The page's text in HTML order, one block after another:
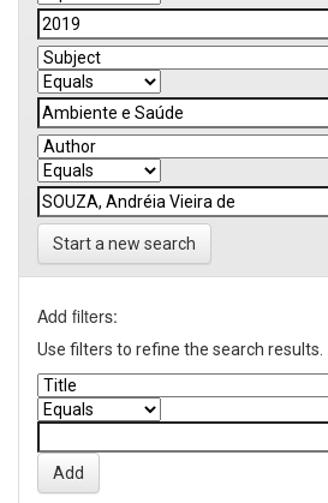
Start a new search
Add filters:
Use filters to refine the search results.